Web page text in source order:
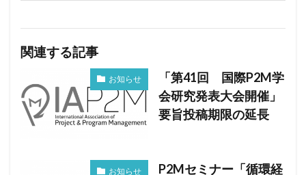
関連する記事
お知らせ
「第41回 国際P2M学
会研究発表大会開催」
要旨投稿期限の延長
お知らせ
P2Mセミナー「循環経